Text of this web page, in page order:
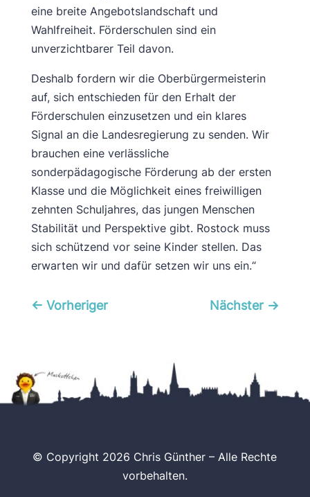
eine breite Angebotslandschaft und
Wahlfreiheit. Förderschulen sind ein
unverzichtbarer Teil davon.
Deshalb fordern wir die Oberbürgermeisterin
auf, sich entschieden für den Erhalt der
Förderschulen einzusetzen und ein klares
Signal an die Landesregierung zu senden. Wir
brauchen eine verlässliche
sonderpädagogische Förderung ab der ersten
Klasse und die Möglichkeit eines freiwilligen
zehnten Schuljahres, das jungen Menschen
Stabilität und Perspektive gibt. Rostock muss
sich schützend vor seine Kinder stellen. Das
erwarten wir und dafür setzen wir uns ein.“
← Vorheriger Nächster →
© Copyright 2026 Chris Günther – Alle Rechte
vorbehalten.